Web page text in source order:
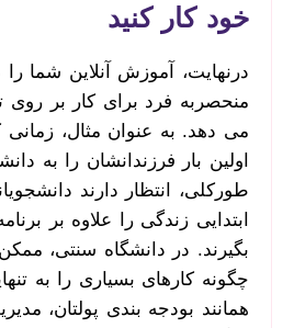
خود کار کنید
درنهایت، آموزش آنلاین شما را
منحصربه ­فرد برای کار بر روی
می ­دهد. به‌ عنوان ‌مثال، زمانی
اولین بار فرزندانشان را به
‌طورکلی، انتظار دارند
ابتدایی زندگی را علاوه بر
بگیرند. در دانشگاه سنتی،
چگونه کارهای بسیاری را به
همانند بودجه ­بندی پولتان،